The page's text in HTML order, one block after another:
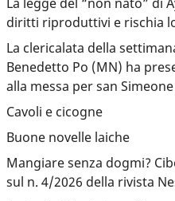
diritti riproduttivi e rischia
La clericalata della
Benedetto Po (MN) ha
alla messa per san Simeone
Cavoli e cicogne
Buone novelle laiche
Mangiare senza dogmi?
sul n. 4/2026 della rivista